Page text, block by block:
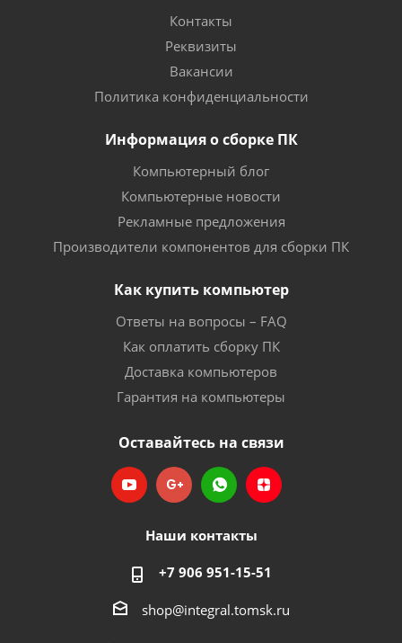
Контакты
Реквизиты
Вакансии
Политика конфиденциальности
Информация о сборке ПК
Компьютерный блог
Компьютерные новости
Рекламные предложения
Производители компонентов для сборки ПК
Как купить компьютер
Ответы на вопросы – FAQ
Как оплатить сборку ПК
Доставка компьютеров
Гарантия на компьютеры
Оставайтесь на связи
Наши контакты
+7 906 951-15-51
shop@integral.tomsk.ru